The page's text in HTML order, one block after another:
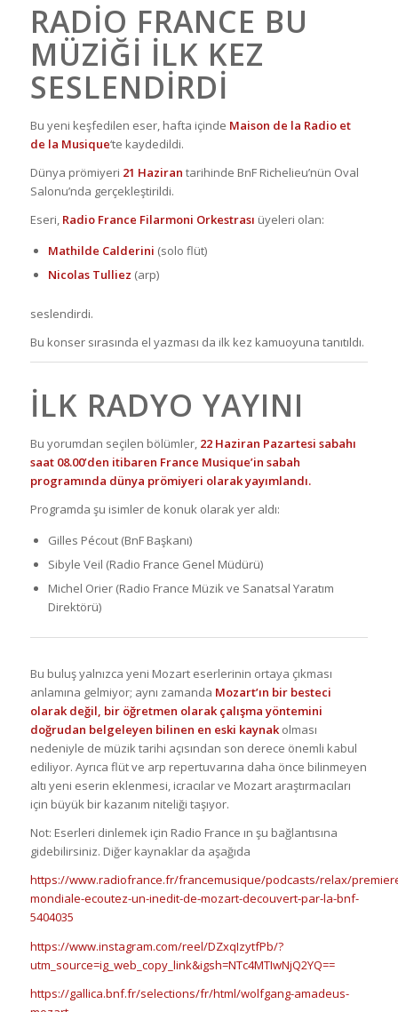
RADIO FRANCE BU
MÜZIĞI ILK KEZ
SESLENDIRDI
Bu yeni keşfedilen eser, hafta içinde Maison de la Radio et
de la Musique‘te kaydedildi.
Dünya prömiyeri 21 Haziran tarihinde BnF Richelieu’nün Oval
Salonu’nda gerçekleştirildi.
Eseri, Radio France Filarmoni Orkestrası üyeleri olan:
Mathilde Calderini (solo flüt)
Nicolas Tulliez (arp)
seslendirdi.
Bu konser sırasında el yazması da ilk kez kamuoyuna tanıtıldı.
İLK RADYO YAYINI
Bu yorumdan seçilen bölümler, 22 Haziran Pazartesi sabahı
saat 08.00’den itibaren France Musique’in sabah
programında dünya prömiyeri olarak yayımlandı.
Programda şu isimler de konuk olarak yer aldı:
Gilles Pécout (BnF Başkanı)
Sibyle Veil (Radio France Genel Müdürü)
Michel Orier (Radio France Müzik ve Sanatsal Yaratım
Direktörü)
Bu buluş yalnızca yeni Mozart eserlerinin ortaya çıkması
anlamına gelmiyor; aynı zamanda Mozart’ın bir besteci
olarak değil, bir öğretmen olarak çalışma yöntemini
doğrudan belgeleyen bilinen en eski kaynakolması
nedeniyle de müzik tarihi açısından son derece önemli kabul
ediliyor. Ayrıca flüt ve arp repertuvarına daha önce bilinmeyen
altı yeni eserin eklenmesi, icracılar ve Mozart araştırmacıları
için büyük bir kazanım niteliği taşıyor.
Not: Eserleri dinlemek için Radio France ın şu bağlantısına
gidebilirsiniz. Diğer kaynaklar da aşağıda
https://www.radiofrance.fr/francemusique/podcasts/relax/
mondiale-ecoutez-un-inedit-de-mozart-decouvert-par-la-bnf-
5404035
https://www.instagram.com/reel/DZxqIzytfPb/?
utm_source=ig_web_copy_link&igsh=NTc4MTIwNjQ2YQ==
https://gallica.bnf.fr/selections/fr/html/wolfgang-amadeus-